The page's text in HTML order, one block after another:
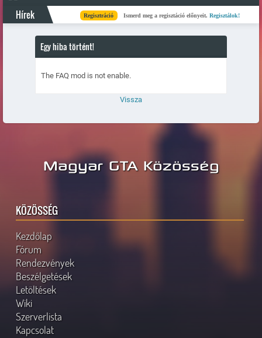
Hírek Regisztráció Ismerd meg a regisztáció előnyeit.Regisztálok!
Egy hiba történt!
The FAQ mod is not enable.
Vissza
Magyar GTA Közösség
KÖZÖSSÉG
Kezdőlap
Fórum
Rendezvények
Beszélgetések
Letöltések
Wiki
Szerverlista
Kapcsolat